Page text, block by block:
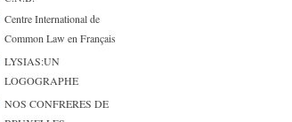
Centre International de
Common Law en Français
LYSIAS:UN
LOGOGRAPHE
NOS CONFRERES DE